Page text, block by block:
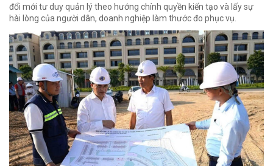
đổi mới tư duy quản lý theo hướng chính quyền kiến tạo và lấy sự
hài lòng của người dân, doanh nghiệp làm thước đo phục vụ.